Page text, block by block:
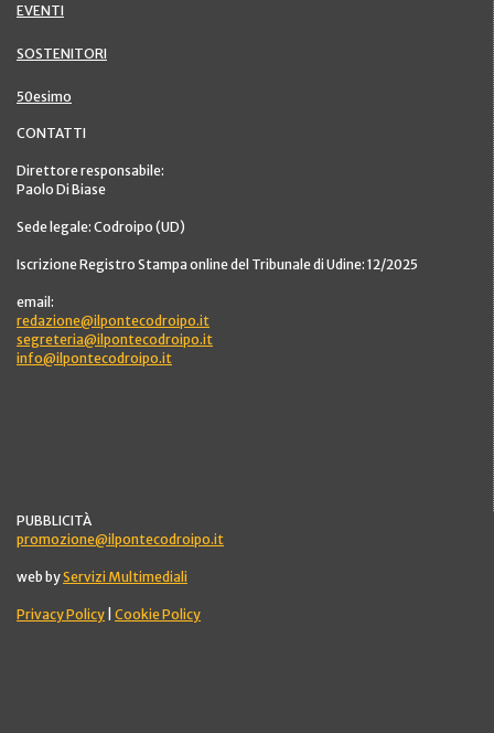
EVENTI
SOSTENITORI
50esimo
CONTATTI
Direttore responsabile:
Paolo Di Biase
Sede legale: Codroipo (UD)
Iscrizione Registro Stampa online del Tribunale di Udine: 12/2025
email:
redazione@ilpontecodroipo.it
segreteria@ilpontecodroipo.it
info@ilpontecodroipo.it
PUBBLICITÀ
promozione@ilpontecodroipo.it
web byServizi Multimediali
Privacy Policy Cookie Policy